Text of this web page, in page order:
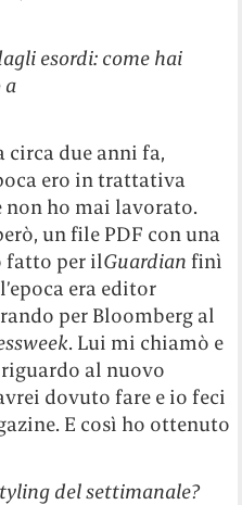
esordi: come hai
a
circa due anni fa,
ero in trattativa
non ho mai lavorato.
un file PDF con una
fatto per ilGuardian finì
era editor
per Bloomberg al
. Lui mi chiamò e
al nuovo
dovuto fare e io feci
E così ho ottenuto
del settimanale?